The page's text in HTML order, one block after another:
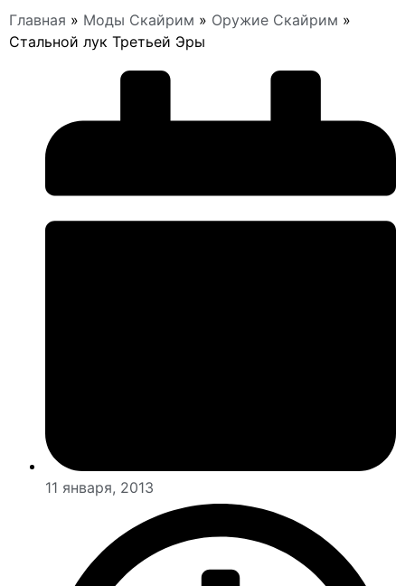
Главная » Моды Скайрим » Оружие Скайрим »
Стальной лук Третьей Эры
11 января, 2013